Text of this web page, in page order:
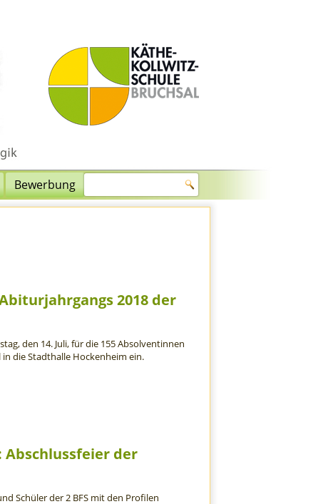
Bewerbung
2018 der
den 14. Juli, für die 155 Absolventinnen
die Stadthalle Hockenheim ein.
Abschlussfeier der
Schüler der 2 BFS mit den Profilen